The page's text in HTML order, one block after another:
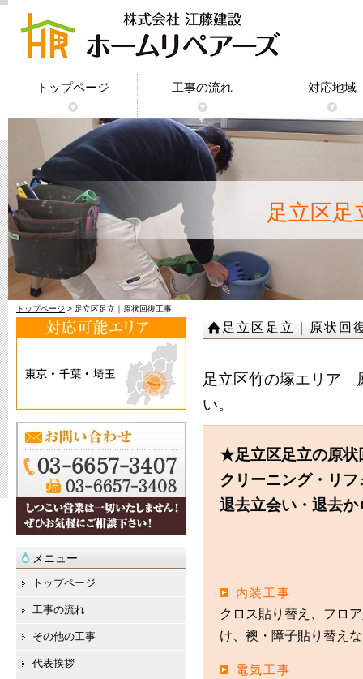
トップページ 工事の流れ 対応地域
東京都｜
千葉県｜
埼玉県｜
神奈川県｜
足立区足
トップページ > 足立区足立｜原状回復工事
足立区足立｜原状回
足立区竹の塚エリア
い。
★足立区足立の原状
クリーニング・リ
退去立会い・退去
内装工事
クロス貼り替え、フロ
け、襖・障子貼り替え
電気工事
メニュー
トップページ
工事の流れ
その他の工事
代表挨拶